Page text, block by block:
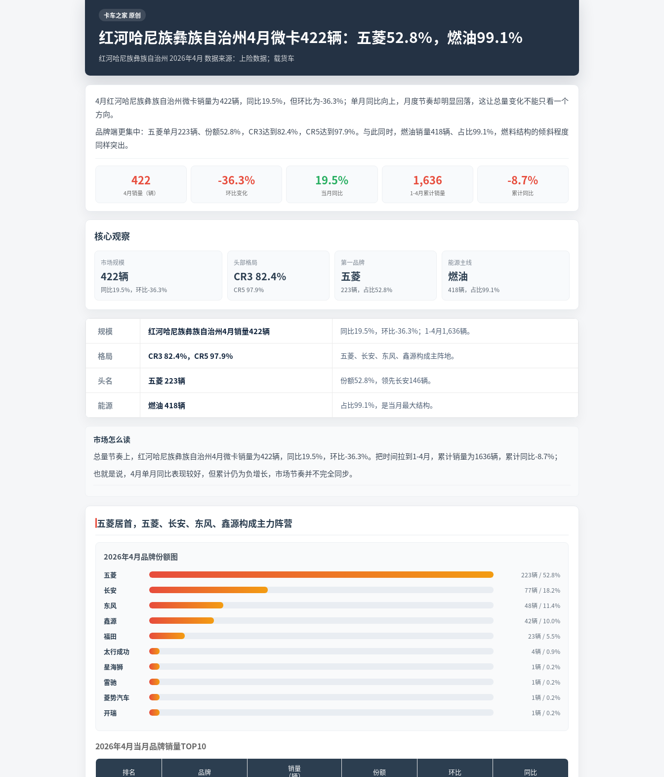
卡车之家 原创
红河哈尼族彝族自治州4月微卡422辆：五菱52.8%，燃油99.1%
红河哈尼族彝族自治州 2026年4月 数据来源：上险数据；载货车
4月红河哈尼族彝族自治州微卡销量为422辆，同比19.5%，但环比为-36.3%；单月同比向上，月度节奏却明显回落，这让总量变化不能只看一个
方向。
品牌端更集中：五菱单月223辆、份额52.8%，CR3达到82.4%，CR5达到97.9%。与此同时，燃油销量418辆、占比99.1%，燃料结构的倾斜程度
同样突出。
422
4月销量（辆）
-36.3%
环比变化
19.5%
当月同比
1,636
1-4月累计销量
-8.7%
累计同比
核心观察
市场规模
422辆
同比19.5%，环比-36.3%
头部格局
CR3 82.4%
CR5 97.9%
第一品牌
五菱
223辆，占比52.8%
能源主线
燃油
418辆，占比99.1%
规模 红河哈尼族彝族自治州4月销量422辆 同比19.5%，环比-36.3%；1-4月1,636辆。
格局 CR3 82.4%，CR5 97.9% 五菱、长安、东风、鑫源构成主阵地。
头名 五菱 223辆 份额52.8%，领先长安146辆。
能源 燃油 418辆 占比99.1%，是当月最大结构。
市场怎么读
总量节奏上，红河哈尼族彝族自治州4月微卡销量为422辆，同比19.5%，环比-36.3%。把时间拉到1-4月，累计销量为1636辆，累计同比-8.7%；
也就是说，4月单月同比表现较好，但累计仍为负增长，市场节奏并不完全同步。
五菱居首，五菱、长安、东风、鑫源构成主力阵营
2026年4月品牌份额图
五菱 223辆 / 52.8%
长安 77辆 / 18.2%
东风 48辆 / 11.4%
鑫源 42辆 / 10.0%
福田 23辆 / 5.5%
太行成功 4辆 / 0.9%
星海狮 1辆 / 0.2%
雷驰 1辆 / 0.2%
菱势汽车 1辆 / 0.2%
开瑞 1辆 / 0.2%
2026年4月当月品牌销量TOP10
排名 品牌
销量
份额 环比 同比